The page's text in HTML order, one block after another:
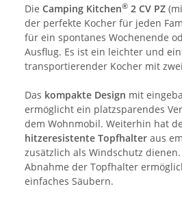
Die Camping Kitchen® 2 CV PZ
der perfekte Kocher für jeden
für ein spontanes Wochenende
Ausflug. Es ist ein leichter und
transportierender Kocher mit
Das kompakte Design mit
ermöglicht ein platzsparendes
dem Wohnmobil. Weiterhin hat
hitzeresistente Topfhalter aus
zusätzlich als Windschutz
Abnahme der Topfhalter
einfaches Säubern.